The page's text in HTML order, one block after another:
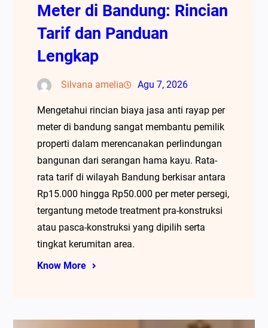
Meter di Bandung: Rincian
Tarif dan Panduan
Lengkap
Silvana amelia Agu 7, 2026
Mengetahui rincian biaya jasa anti rayap per
meter di bandung sangat membantu pemilik
properti dalam merencanakan perlindungan
bangunan dari serangan hama kayu. Rata-
rata tarif di wilayah Bandung berkisar antara
Rp15.000 hingga Rp50.000 per meter persegi,
tergantung metode treatment pra-konstruksi
atau pasca-konstruksi yang dipilih serta
tingkat kerumitan area.
Know More